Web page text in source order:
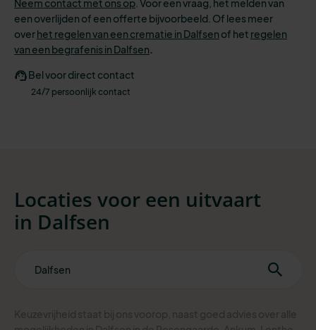
Neem contact met ons op . Voor een vraag, het melden van
een overlijden of een offerte bijvoorbeeld. Of lees meer
overhet regelen van een crematie in Dalfsen of het regelen
van een begrafenis in Dalfsen.
Bel voor direct contact
24/7 persoonlijk contact
Locaties voor een uitvaart
in Dalfsen